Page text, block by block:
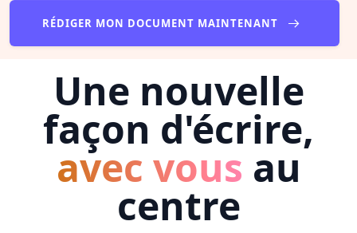
RÉDIGER MON DOCUMENT MAINTENANT
Une nouvelle
façon d'écrire,
avec vous au
centre